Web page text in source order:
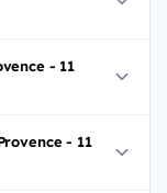
- 11
- 11